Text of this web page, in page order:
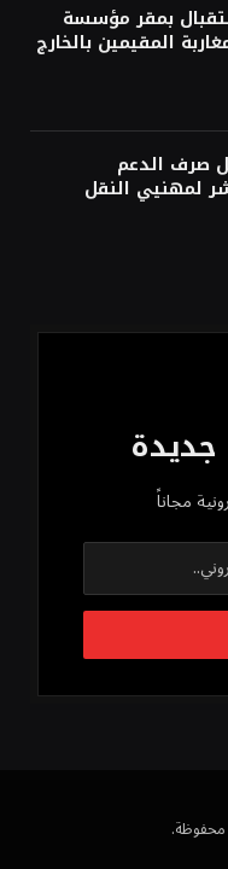
بمقر مؤسسة
المقيمين بالخارج
صرف الدعم
لمهنيي النقل
مجاناً